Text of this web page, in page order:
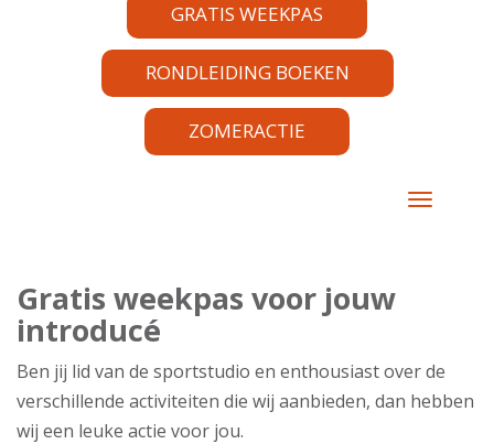
GRATIS WEEKPAS
RONDLEIDING BOEKEN
ZOMERACTIE
TOGGLE
Gratis weekpas voor jouw
introducé
Ben jij lid van de sportstudio en enthousiast over de
verschillende activiteiten die wij aanbieden, dan hebben
wij een leuke actie voor jou.